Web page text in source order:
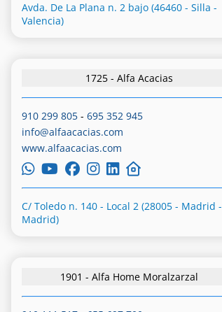
Avda. De La Plana n. 2 bajo (46460 - Silla -
Valencia)
1725 - Alfa Acacias
910 299 805 -695 352 945
info@alfaacacias.com
www.alfaacacias.com
C/ Toledo n. 140 - Local 2 (28005 - Madrid -
Madrid)
1901 - Alfa Home Moralzarzal